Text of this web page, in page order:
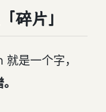
碎片」
是一个字，